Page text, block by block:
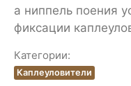
а ниппель поения
фиксации
Категории:
Каплеуловители